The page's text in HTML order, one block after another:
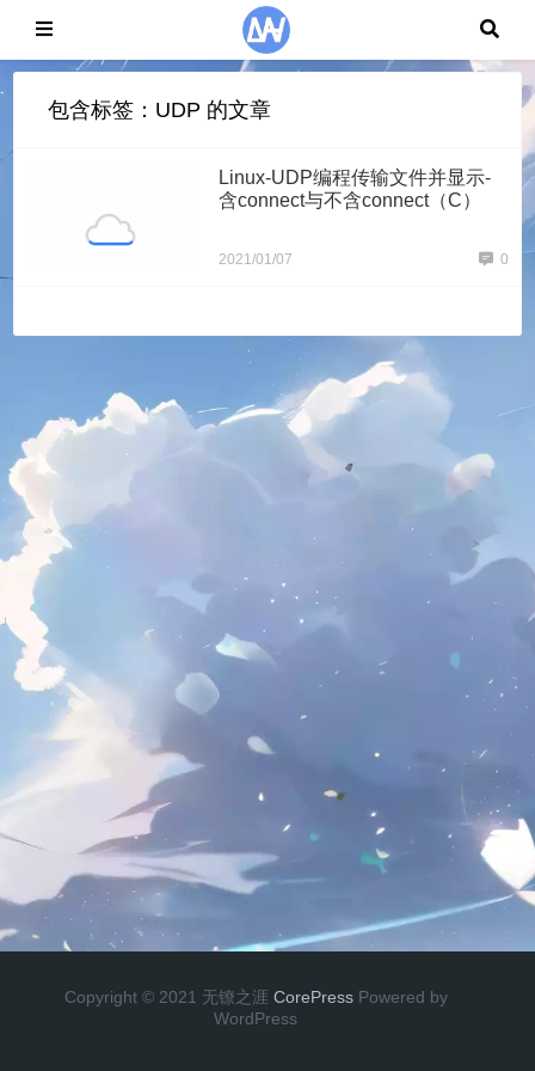
包含标签：UDP 的文章
Linux-UDP编程传输文件并显示-
含connect与不含connect（C）
2021/01/07 0
Copyright © 2021 无镣之涯 CorePress Powered by
WordPress